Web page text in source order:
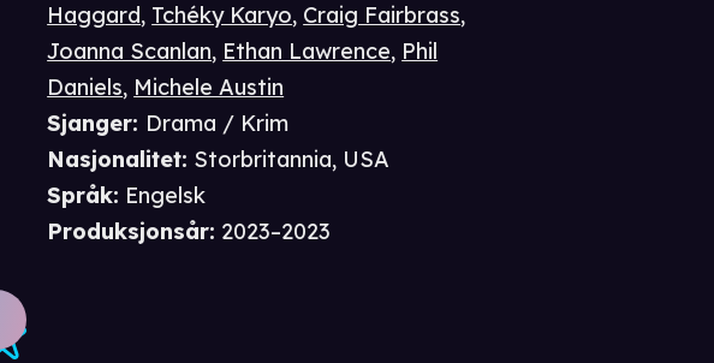
Haggard, Tchéky Karyo, Craig Fairbrass,
Joanna Scanlan, Ethan Lawrence, Phil
Daniels, Michele Austin
Sjanger: Drama / Krim
Nasjonalitet: Storbritannia, USA
Språk: Engelsk
Produksjonsår: 2023–2023